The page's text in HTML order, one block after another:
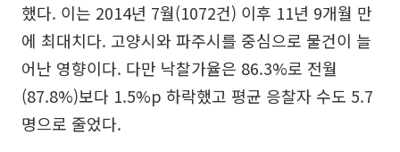
했다. 이는 2014년 7월(1072건) 이후 11년 9개월 만
에 최대치다. 고양시와 파주시를 중심으로 물건이 늘
어난 영향이다. 다만 낙찰가율은 86.3%로 전월
(87.8%)보다 1.5%p 하락했고 평균 응찰자 수도 5.7
명으로 줄었다.